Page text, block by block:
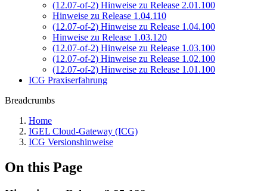
(12.07-of-2) Hinweise zu Release 2.01.100
Hinweise zu Release 1.04.110
(12.07-of-2) Hinweise zu Release 1.04.100
Hinweise zu Release 1.03.120
(12.07-of-2) Hinweise zu Release 1.03.100
(12.07-of-2) Hinweise zu Release 1.02.100
(12.07-of-2) Hinweise zu Release 1.01.100
ICG Praxiserfahrung
Breadcrumbs
Home
IGEL Cloud-Gateway (ICG)
ICG Versionshinweise
On this Page